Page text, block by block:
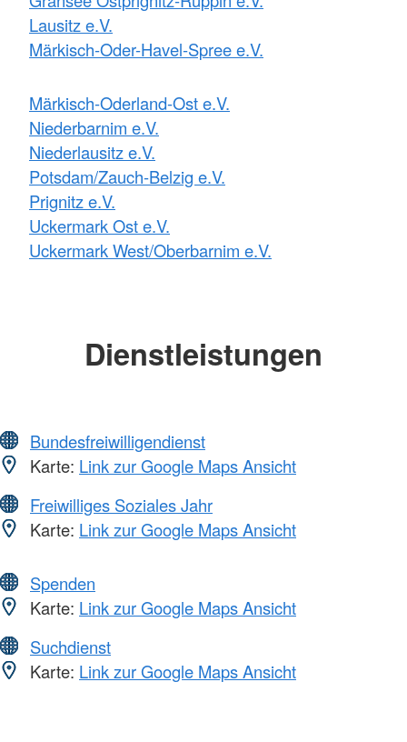
Lausitz e.V.
Märkisch-Oder-Havel-Spree e.V.
Märkisch-Oderland-Ost e.V.
Niederbarnim e.V.
Niederlausitz e.V.
Potsdam/Zauch-Belzig e.V.
Prignitz e.V.
Uckermark Ost e.V.
Uckermark West/Oberbarnim e.V.
Dienstleistungen
Bundesfreiwilligendienst
Karte: Link zur Google Maps Ansicht
Freiwilliges Soziales Jahr
Karte: Link zur Google Maps Ansicht
Spenden
Karte: Link zur Google Maps Ansicht
Suchdienst
Karte: Link zur Google Maps Ansicht